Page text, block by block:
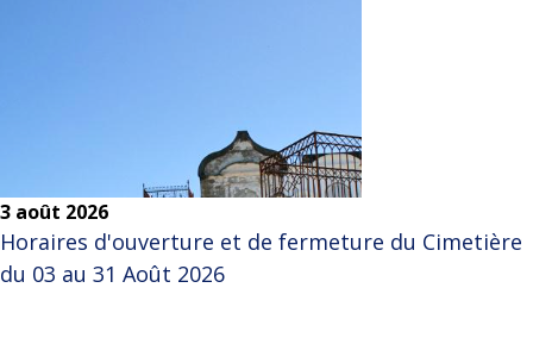
3 août 2026
Horaires d'ouverture et de fermeture du Cimetière
du 03 au 31 Août 2026